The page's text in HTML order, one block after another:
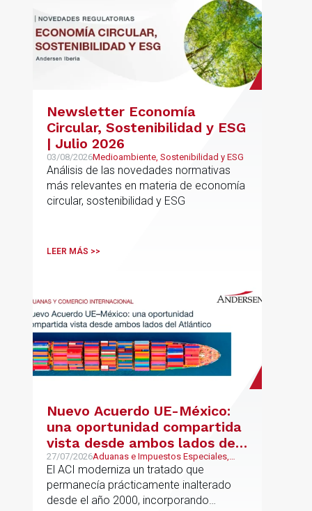
Newsletter Economía
Circular, Sostenibilidad y ESG
| Julio 2026
03/08/2026Medioambiente, Sostenibilidad y ESG
Análisis de las novedades normativas
más relevantes en materia de economía
circular, sostenibilidad y ESG
LEER MÁS >>
Nuevo Acuerdo UE-México:
una oportunidad compartida
vista desde ambos lados del
Atlántico
27/07/2026Aduanas e Impuestos Especiales,
Mexican Desk
El ACI moderniza un tratado que
permanecía prácticamente inalterado
desde el año 2000, incorporando